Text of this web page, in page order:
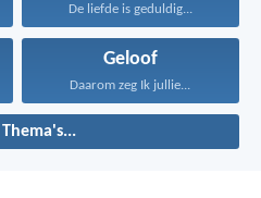
De liefde is geduldig...
Geloof
Daarom zeg Ik jullie...